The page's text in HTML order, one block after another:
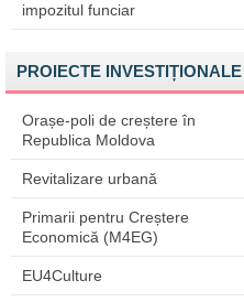
impozitul funciar
PROIECTE INVESTIȚIONALE
Orașe-poli de creștere în
Republica Moldova
Revitalizare urbană
Primarii pentru Creștere
Economică (M4EG)
EU4Culture